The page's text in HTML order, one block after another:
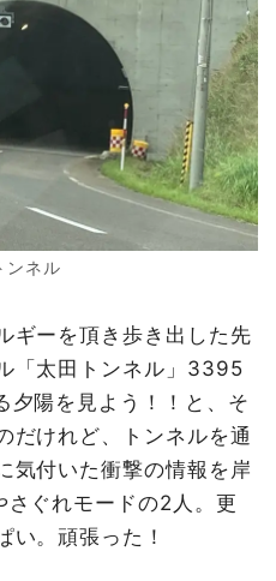
ンネル
ギーを頂き歩き出した先
「太田トンネル」3395
夕陽を見よう！！と、そ
だけれど、トンネルを通
気付いた衝撃の情報を岸
ぐれモードの2人。更
い。頑張った！